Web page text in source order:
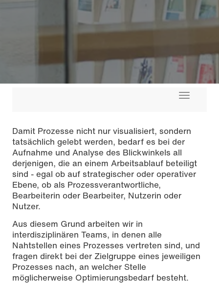
Toggle
Damit Prozesse nicht nur visualisiert, sondern
tatsächlich gelebt werden, bedarf es bei der
Aufnahme und Analyse des Blickwinkels all
derjenigen, die an einem Arbeitsablauf beteiligt
sind - egal ob auf strategischer oder operativer
Ebene, ob als Prozessverantwortliche,
Bearbeiterin oder Bearbeiter, Nutzerin oder
Nutzer.
Aus diesem Grund arbeiten wir in
interdisziplinären Teams, in denen alle
Nahtstellen eines Prozesses vertreten sind, und
fragen direkt bei der Zielgruppe eines jeweiligen
Prozesses nach, an welcher Stelle
möglicherweise Optimierungsbedarf besteht.